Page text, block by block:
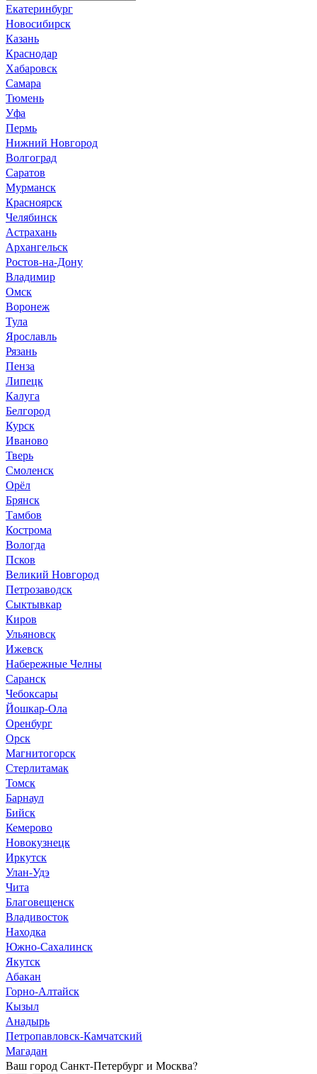
Екатеринбург
Новосибирск
Казань
Краснодар
Хабаровск
Самара
Тюмень
Уфа
Пермь
Нижний Новгород
Волгоград
Саратов
Мурманск
Красноярск
Челябинск
Астрахань
Архангельск
Ростов-на-Дону
Владимир
Омск
Воронеж
Тула
Ярославль
Рязань
Пенза
Липецк
Калуга
Белгород
Курск
Иваново
Тверь
Смоленск
Орёл
Брянск
Тамбов
Кострома
Вологда
Псков
Великий Новгород
Петрозаводск
Сыктывкар
Киров
Ульяновск
Ижевск
Набережные Челны
Саранск
Чебоксары
Йошкар-Ола
Оренбург
Орск
Магнитогорск
Стерлитамак
Томск
Барнаул
Бийск
Кемерово
Новокузнецк
Иркутск
Улан-Удэ
Чита
Благовещенск
Владивосток
Находка
Южно-Сахалинск
Якутск
Абакан
Горно-Алтайск
Кызыл
Анадырь
Петропавловск-Камчатский
Магадан
Ваш город Санкт-Петербург и Москва?